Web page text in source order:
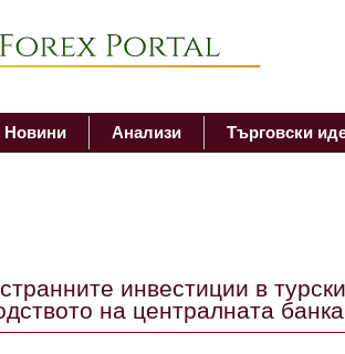
Новини Анализи Търговски
инвестиции в
на централната банка